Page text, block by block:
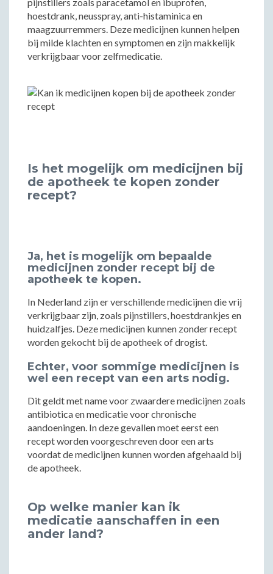
hoestdrank, neusspray, anti-histaminica en
maagzuurremmers. Deze medicijnen kunnen helpen
bij milde klachten en symptomen en zijn makkelijk
verkrijgbaar voor zelfmedicatie.
Is het mogelijk om medicijnen bij
de apotheek te kopen zonder
recept?
Ja, het is mogelijk om bepaalde
medicijnen zonder recept bij de
apotheek te kopen.
In Nederland zijn er verschillende medicijnen die vrij
verkrijgbaar zijn, zoals pijnstillers, hoestdrankjes en
huidzalfjes. Deze medicijnen kunnen zonder recept
worden gekocht bij de apotheek of drogist.
Echter, voor sommige medicijnen is
wel een recept van een arts nodig.
Dit geldt met name voor zwaardere medicijnen zoals
antibiotica en medicatie voor chronische
aandoeningen. In deze gevallen moet eerst een
recept worden voorgeschreven door een arts
voordat de medicijnen kunnen worden afgehaald bij
de apotheek.
Op welke manier kan ik
medicatie aanschaffen in een
ander land?